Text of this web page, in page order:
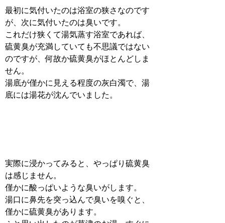
最初に気付いたのは浴室の狭さなのです
が、次に気付いたのは臭いです。
これだけ狭くて湯気蒸す浴室であれば、
硫黄臭が充満していても不思議ではない
のですが、何故か硫黄臭がほとんどしま
せん。
湯底が僅かに見える程度の灰白濁で、湯
底には湯花が沈んでいました。
実際に浸かってみると、やっぱり硫黄臭
は感じません。
僅かに酸っぱいような臭いがします。
湯口に鼻先を突っ込んで臭いを嗅ぐと、
僅かに硫黄臭があります。